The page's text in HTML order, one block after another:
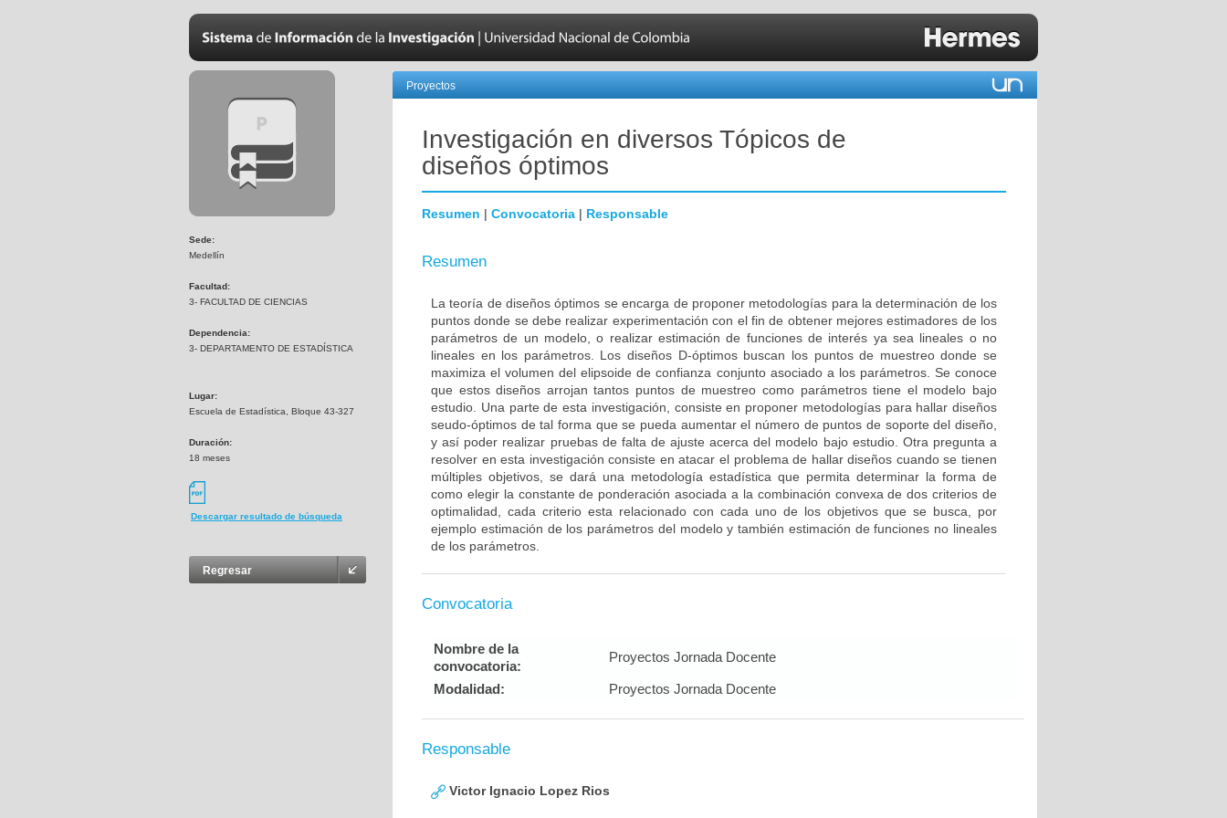
Sede:
Medellín
Facultad:
3- FACULTAD DE CIENCIAS
Dependencia:
3- DEPARTAMENTO DE ESTADÍSTICA
Lugar:
Escuela de Estadística, Bloque 43-327
Duración:
18 meses
Descargar resultado de búsqueda
Regresar
Proyectos
Investigación en diversos Tópicos de
diseños óptimos
Resumen | Convocatoria | Responsable
Resumen
La teoría de diseños óptimos se encarga de proponer metodologías para la determinación de los
puntos donde se debe realizar experimentación con el fin de obtener mejores estimadores de los
parámetros de un modelo, o realizar estimación de funciones de interés ya sea lineales o no
lineales en los parámetros. Los diseños D-óptimos buscan los puntos de muestreo donde se
maximiza el volumen del elipsoide de confianza conjunto asociado a los parámetros. Se conoce
que estos diseños arrojan tantos puntos de muestreo como parámetros tiene el modelo bajo
estudio. Una parte de esta investigación, consiste en proponer metodologías para hallar diseños
seudo-óptimos de tal forma que se pueda aumentar el número de puntos de soporte del diseño,
y así poder realizar pruebas de falta de ajuste acerca del modelo bajo estudio. Otra pregunta a
resolver en esta investigación consiste en atacar el problema de hallar diseños cuando se tienen
múltiples objetivos, se dará una metodología estadística que permita determinar la forma de
como elegir la constante de ponderación asociada a la combinación convexa de dos criterios de
optimalidad, cada criterio esta relacionado con cada uno de los objetivos que se busca, por
ejemplo estimación de los parámetros del modelo y también estimación de funciones no lineales
de los parámetros.
Convocatoria
Nombre de la
convocatoria:
Proyectos Jornada Docente
Modalidad: Proyectos Jornada Docente
Responsable
Victor Ignacio Lopez Rios